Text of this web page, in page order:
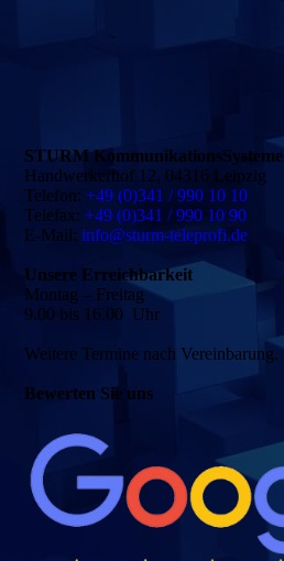
STURM KommunikationsSysteme
Handwerkerhof 12, 04316 Leipzig
Telefon:+49 (0)341 / 990 10 10
Telefax:+49 (0)341 / 990 10 90
E-Mail:info@sturm-teleprofi.de
Unsere Erreichbarkeit
Montag – Freitag
9.00 bis 16.00 Uhr
Weitere Termine nach Vereinbarung.
Bewerten Sie uns